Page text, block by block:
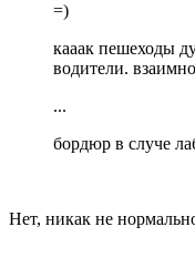
=)
кааак пешеходы
водители.
...
бордюр в случе
Нет, никак не